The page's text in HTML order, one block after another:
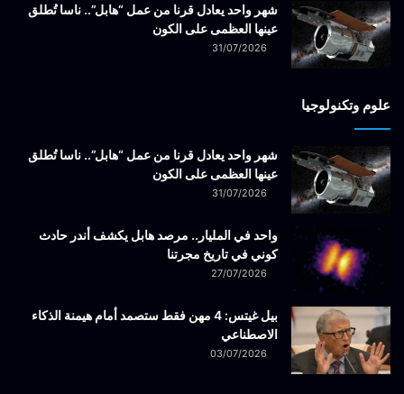
شهر واحد يعادل قرنا من عمل “هابل”.. ناسا تُطلق
عينها العظمى على الكون
31/07/2026
علوم وتكنولوجيا
شهر واحد يعادل قرنا من عمل “هابل”.. ناسا تُطلق
عينها العظمى على الكون
31/07/2026
واحد في المليار.. مرصد هابل يكشف أندر حادث
كوني في تاريخ مجرتنا
27/07/2026
بيل غيتس: 4 مهن فقط ستصمد أمام هيمنة الذكاء
الاصطناعي
03/07/2026